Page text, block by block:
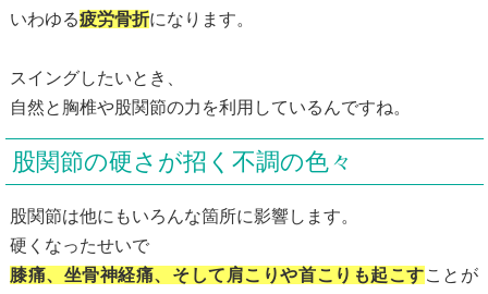
いわゆる疲労骨折になります。
スイングしたいとき、
自然と胸椎や股関節の力を利用しているんですね。
股関節の硬さが招く不調の色々
股関節は他にもいろんな箇所に影響します。
硬くなったせいで
膝痛、坐骨神経痛、そして肩こりや首こりも起こすことが